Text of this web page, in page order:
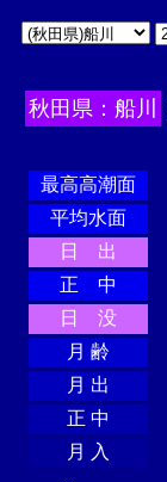
秋田県：船川
最高高潮面
平均水面
日 出
正 中
日 没
月 齢
月 出
正 中
月 入